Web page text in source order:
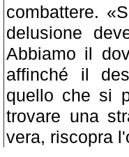
combattere.
delusione
Abbiamo il
affinché il
quello che si
trovare una
vera, riscopra